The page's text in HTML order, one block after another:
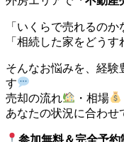
「いくらで売れるのか
「相続した家をどう
そんなお悩みを、経験
す
売却の流れ
・相場
あなたの状況に合わせ
参加無料＆完全予約